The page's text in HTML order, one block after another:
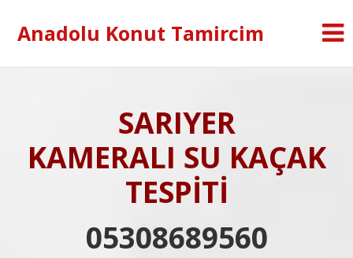
Anadolu Konut Tamircim
SARIYER
KAMERALI SU KAÇAK
TESPİTİ
05308689560